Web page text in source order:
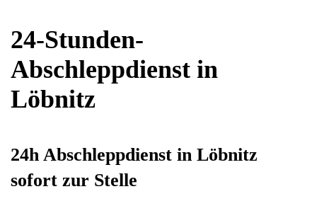
24-Stunden-
Abschleppdienst in
Löbnitz
24h Abschleppdienst in Löbnitz
sofort zur Stelle